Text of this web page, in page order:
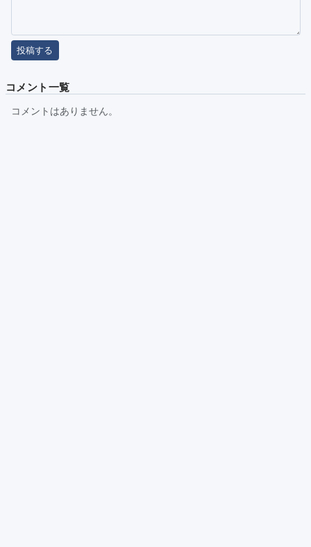
投稿する
コメント一覧
コメントはありません。